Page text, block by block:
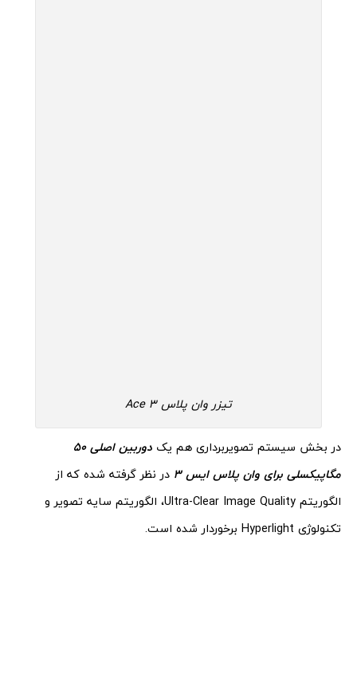
تیزر وان پلاس Ace 3
در بخش سیستم تصویربرداری هم یک
دوربین اصلی 50
مگاپیکسلی برای وان پلاس ایس 3 در نظر گرفته شده که از
الگوریتم Ultra-Clear Image Quality، الگوریتم سایه‌ تصویر و
تکنولوژی Hyperlight برخوردار شده است.